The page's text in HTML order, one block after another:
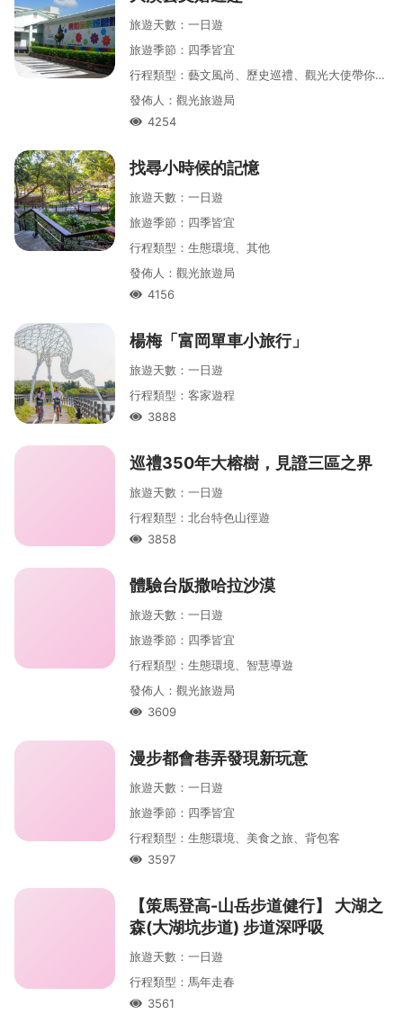
旅遊天數 ： 一日遊
旅遊季節 ： 四季皆宜
行程類型 ： 藝文風尚、歷史巡禮、觀光大使帶你遊、大龍門
發佈人 ： 觀光旅遊局
人氣4254
找尋小時候的記憶
旅遊天數 ： 一日遊
旅遊季節 ： 四季皆宜
行程類型 ： 生態環境、其他
發佈人 ： 觀光旅遊局
人氣4156
楊梅「富岡單車小旅行」
旅遊天數 ： 一日遊
行程類型 ： 客家遊程
人氣3888
巡禮350年大榕樹，見證三區之界
旅遊天數 ： 一日遊
行程類型 ： 北台特色山徑遊
人氣3858
體驗台版撒哈拉沙漠
旅遊天數 ： 一日遊
旅遊季節 ： 四季皆宜
行程類型 ： 生態環境、智慧導遊
發佈人 ： 觀光旅遊局
人氣3609
漫步都會巷弄發現新玩意
旅遊天數 ： 一日遊
旅遊季節 ： 四季皆宜
行程類型 ： 生態環境、美食之旅、背包客
人氣3597
【策馬登高-山岳步道健行】 大湖之
森(大湖坑步道) 步道深呼吸
旅遊天數 ： 一日遊
行程類型 ： 馬年走春
人氣3561